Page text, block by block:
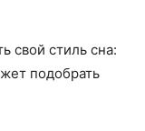
свой стиль сна:
подобрать